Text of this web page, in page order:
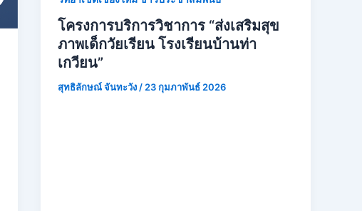
โครงการบริการวิชาการ “ส่งเสริมสุข
ภาพเด็กวัยเรียน โรงเรียนบ้านท่า
เกวียน”
สุทธิลักษณ์ จันทะวัง/23 กุมภาพันธ์ 2026